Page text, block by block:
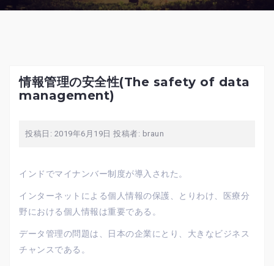
情報管理の安全性(The safety of data
management)
投稿日: 2019年6月19日 投稿者: braun
インドでマイナンバー制度が導入された。
インターネットによる個人情報の保護、とりわけ、医療分
野における個人情報は重要である。
データ管理の問題は、日本の企業にとり、大きなビジネス
チャンスである。